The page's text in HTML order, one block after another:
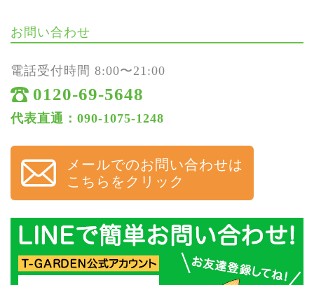
お問い合わせ
電話受付時間 8:00〜21:00
0120-69-5648
代表直通：090-1075-1248
メールでのお問い合わせは
こちらをクリック